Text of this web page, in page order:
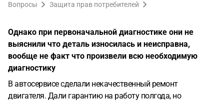
Вопросы Защита прав потребителей
Однако при первоначальной диагностике они не
выяснили что деталь износилась и неисправна,
вообще не факт что произвели всю необходимую
диагностику
В автосервисе сделали некачественный ремонт
двигателя. Дали гарантию на работу полгода, но